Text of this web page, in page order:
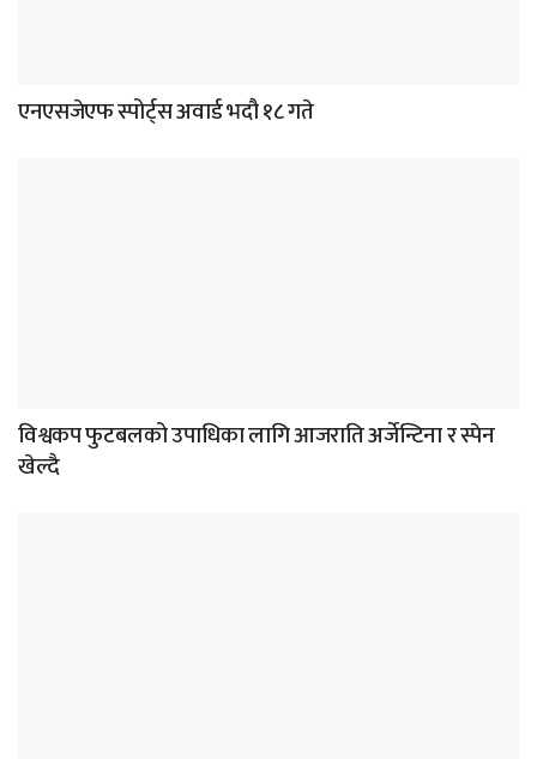
एनएसजेएफ स्पोर्ट्स अवार्ड भदौ १८ गते
विश्वकप फुटबलको उपाधिका लागि आजराति अर्जेन्टिना र स्पेन
खेल्दै